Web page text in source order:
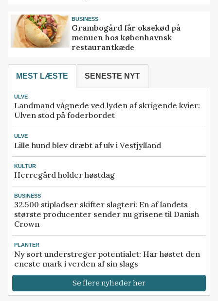
BUSINESS
Grambogård får oksekød på
menuen hos københavnsk
restaurantkæde
MEST LÆSTE SENESTE NYT
ULVE
Landmand vågnede ved lyden af skrigende kvier:
Ulven stod på foderbordet
ULVE
Lille hund blev dræbt af ulv i Vestjylland
KULTUR
Herregård holder høstdag
BUSINESS
32.500 stipladser skifter slagteri: En af landets
største producenter sender nu grisene til Danish
Crown
PLANTER
Ny sort understreger potentialet: Har høstet den
eneste mark i verden af sin slags
Se flere nyheder her